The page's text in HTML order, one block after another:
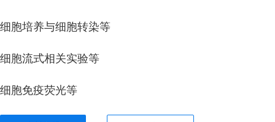
细胞培养与细胞转染等
细胞流式相关实验等
细胞免疫荧光等